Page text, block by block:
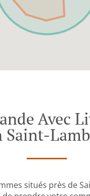
Avec
Saint-
situés près de